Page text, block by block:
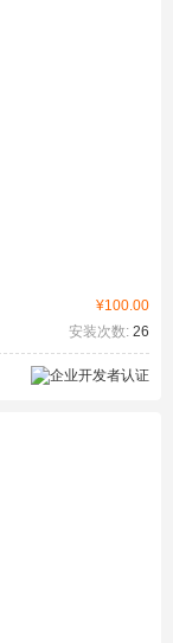
¥100.00
安装次数: 26